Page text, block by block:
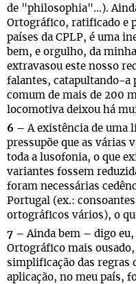
de "philosophia"…).
Ortográfico, ratificado e
países da CPLP, é uma
bem, e orgulho, da
extravasou este nosso
falantes, catapultando-a
comum de mais de 200
locomotiva deixou há
6 – A existência de uma
pressupõe que as várias
toda a lusofonia, o que
variantes fossem
foram necessárias
Portugal (ex.:
ortográficos vários), o
7 – Ainda bem – digo
Ortográfico mais
simplificação das regras
aplicação, no meu país,